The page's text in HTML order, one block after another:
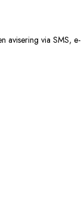
avisering via SMS, e-